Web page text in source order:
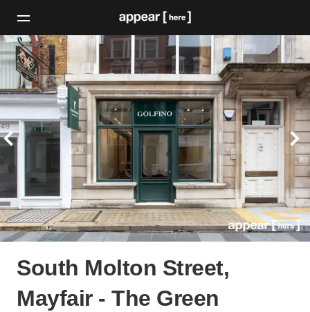
South Molton Street,
Mayfair - The Green